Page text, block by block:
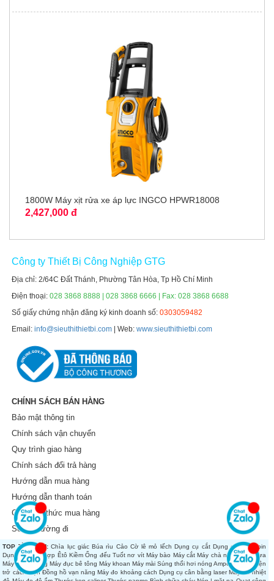
1800W Máy xịt rửa xe áp lực INGCO HPWR18008
2,427,000 đ
Công ty Thiết Bị Công Nghiệp GTG
Địa chỉ: 2/64C Đất Thánh, Phường Tân Hòa, Tp Hồ Chí Minh
Điện thoại:028 3868 8888 | 028 3868 6666 | Fax: 028 3868 6688
Số giấy chứng nhận đăng ký kinh doanh số:0303059482
Email:info@sieuthithietbi.com | Web:www.sieuthithietbi.com
CHÍNH SÁCH BÁN HÀNG
Bảo mật thông tin
Chính sách vận chuyển
Quy trình giao hàng
Chính sách đổi trả hàng
Hướng dẫn mua hàng
Hướng dẫn thanh toán
Các hình thức mua hàng
Sơ đồ đường đi
TOP TÌM KIẾM:Chìa lục giác Búa rìu Cảo Cờ lê mỏ lếch Dụng cụ cắt Dụng cụ dùng pin
Dụng cụ tổng hợp Êtô Kiềm Ống đếu Tuốt nơ vít Máy bào Máy cắt Máy chà nhám Máy cưa
Máy đánh bóng Máy đục bê tông Máy khoan Máy mài Súng thổi hơi nóng Ampe kìm Đo điện
trở cách điện Đồng hồ vạn năng Máy đo khoảng cách Dụng cụ cân bằng laser Máy đo nhiệt